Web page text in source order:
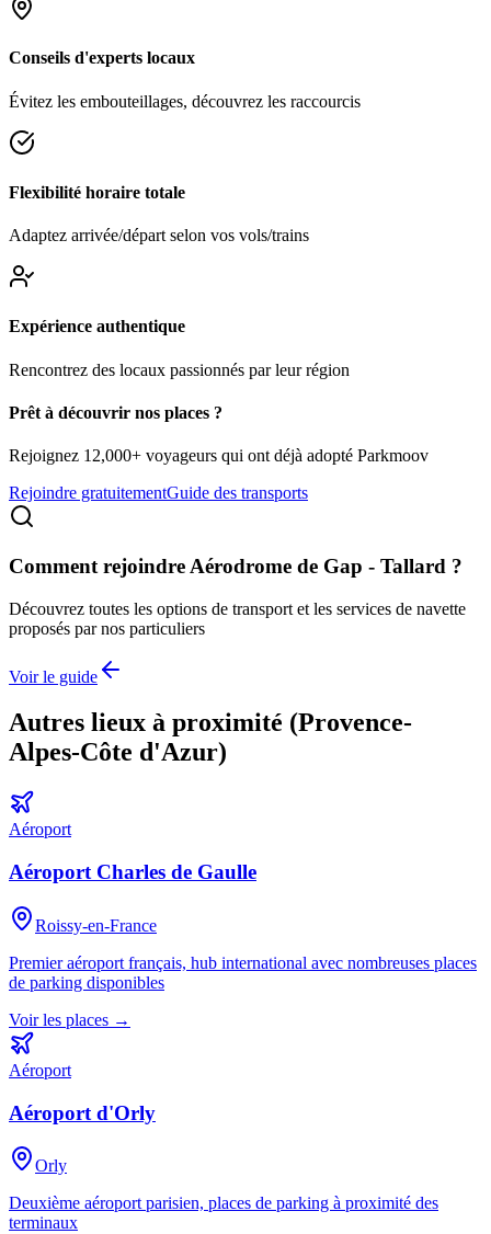
Conseils d'experts locaux
Évitez les embouteillages, découvrez les raccourcis
Flexibilité horaire totale
Adaptez arrivée/départ selon vos vols/trains
Expérience authentique
Rencontrez des locaux passionnés par leur région
Prêt à découvrir nos places ?
Rejoignez 12,000+ voyageurs qui ont déjà adopté Parkmoov
Rejoindre gratuitementGuide des transports
Comment rejoindre Aérodrome de Gap - Tallard ?
Découvrez toutes les options de transport et les services de navette
proposés par nos particuliers
Voir le guide
Autres lieux à proximité (Provence-
Alpes-Côte d'Azur)
Aéroport
Aéroport Charles de Gaulle
Roissy-en-France
Premier aéroport français, hub international avec nombreuses places
de parking disponibles
Voir les places →
Aéroport
Aéroport d'Orly
Orly
Deuxième aéroport parisien, places de parking à proximité des
terminaux